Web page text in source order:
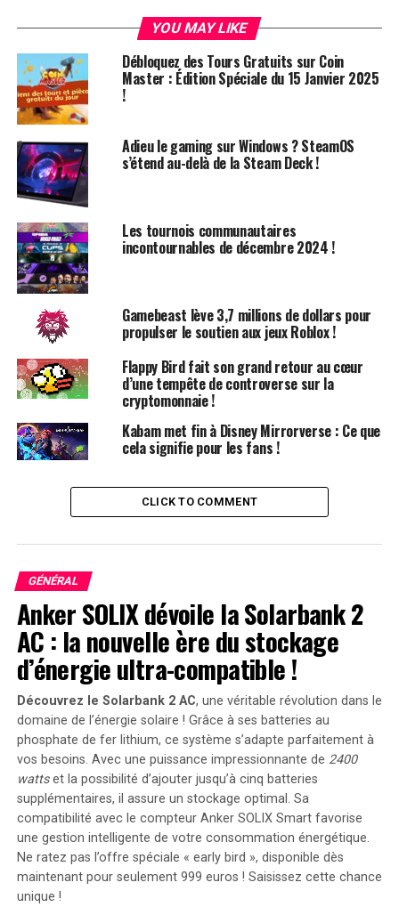
Une ​Nouvelle Tendance⁢ dans le
Monde ⁣des Manettes
Les super-héros de bande dessinée, ainsi que leurs
adaptations cinématographiques, ont toujours mis ‍en
avant des physiques impressionnants. Cependant,​ la
dernière campagne promotionnelle de Microsoft‌ pour⁤
ses manettes Xbox ‌prend cette objectivation à un ⁤tout⁣
autre niveau.
À l’occasion de​ la sortie du troisième volet de
et ‌Wolverine
au design unique, inspiré des costumes et des ‍attributs
des ​deux personnages principaux. Ces manettes
Un Design Audacieux ​et
Évocateur
⁤spécialement moulés pour évoquer les formes
‍emblématiques de Deadpool et Wolverine, en
Microsoft, ces manettes ont été « conçues par Deadpool
», ce‍ qui semble tout à‍ fait ‌logique.
Image : Microsoft
Un⁢ Produit Qui Fait⁤ Parler ⁢de ⁣Lui
YOU MAY LIKE
Débloquez des Tours Gratuits sur Coin
Master : Édition Spéciale du 15 Janvier 2025
!
Adieu le gaming sur Windows ? SteamOS
s’étend au-delà de la Steam Deck !
Les tournois communautaires
incontournables de décembre 2024 !
Gamebeast lève 3,7 millions de dollars pour
propulser le soutien aux jeux Roblox !
Flappy Bird fait son grand retour au cœur
d’une tempête de controverse sur la
cryptomonnaie !
Kabam met fin à Disney Mirrorverse : Ce que
cela signifie pour les fans !
CLICK TO COMMENT
GÉNÉRAL
Anker SOLIX dévoile la Solarbank 2
AC : la nouvelle ère du stockage
d’énergie ultra-compatible !
Découvrez le Solarbank 2 AC, une véritable révolution dans le
domaine de l’énergie solaire ! Grâce à ses batteries au
phosphate de fer lithium, ce système s’adapte parfaitement à
vos besoins. Avec une puissance impressionnante de 2400
wattset la possibilité d’ajouter jusqu’à cinq batteries
supplémentaires, il assure un stockage optimal. Sa
compatibilité avec le compteur Anker SOLIX Smart favorise
une gestion intelligente de votre consommation énergétique.
Ne ratez pas l’offre spéciale « early bird », disponible dès
maintenant pour seulement 999 euros ! Saisissez cette chance
unique !